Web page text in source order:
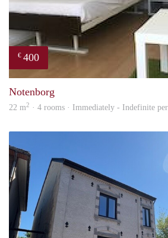
€ 400
Notenborg
22 m2 · 4 rooms · Immediately - Indefinite